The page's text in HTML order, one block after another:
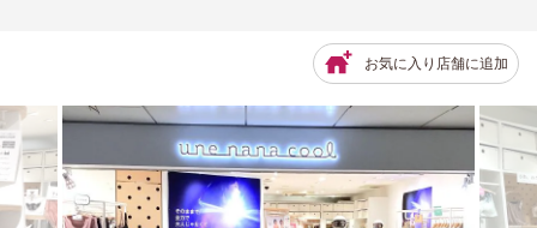
お気に入り店舗に追加